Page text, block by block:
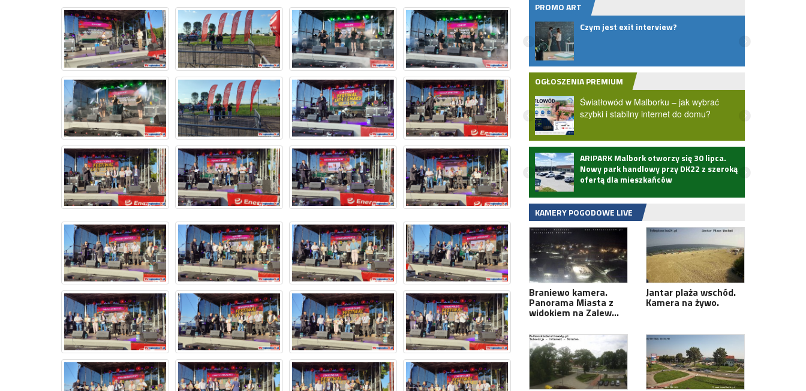
PROMO ART
„Ranczo 11 Zemsta wiedźm” – Wojciech
Adamczyk zdradza kulisy powrotu
kultowego serialu. Zobacz nasz wywiad!
Czym jest exit interview?
OGŁOSZENIA PREMIUM
Światłowód w Malborku – jak wybrać
szybki i stabilny internet do domu?
Nielegalna bimbrownia zlikwidowana na
Pomorzu. KAS i Żandarmeria Wojskowa
zatrzymały dwie osoby
ARIPARK Malbork otworzy się 30 lipca.
Nowy park handlowy przy DK22 z szeroką
ofertą dla mieszkańców
KAMERY POGODOWE LIVE
Braniewo kamera.
Panorama Miasta z
widokiem na Zalew…
Jantar plaża wschód.
Kamera na żywo.